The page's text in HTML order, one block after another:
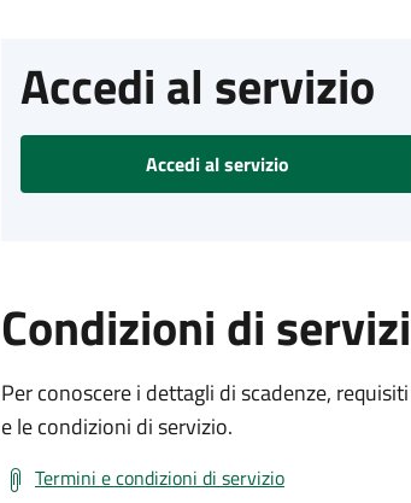
Accedi al servizio
Accedi al servizio
Condizioni di
Per conoscere i dettagli di scadenze,
e le condizioni di servizio.
Termini e condizioni di servizio